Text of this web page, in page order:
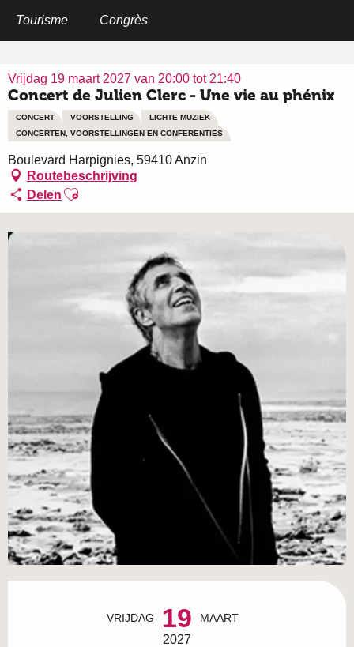
Tourisme Congrès
Vrijdag 19 maart 2027 van 20:00 tot 21:40
Concert de Julien Clerc - Une vie au phénix
CONCERT VOORSTELLING
LICHTE MUZIEK
CONCERTEN, VOORSTELLINGEN EN CONFERENTIES
Boulevard Harpignies, 59410 Anzin
Routebeschrijving
Delen Ajouter aux favoris
VRIJDAG 19 MAART
2027